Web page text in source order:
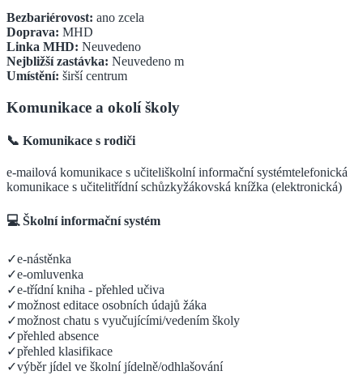
Bezbariérovost: ano zcela
Doprava: MHD
Linka MHD: Neuvedeno
Nejbližší zastávka: Neuvedeno m
Umístění: širší centrum
Komunikace a okolí školy
📞 Komunikace s rodiči
e-mailová komunikace s učiteliškolní informační systémtelefonická
komunikace s učitelitřídní schůzkyžákovská knížka (elektronická)
💻 Školní informační systém
✓e-nástěnka
✓e-omluvenka
✓e-třídní kniha - přehled učiva
✓možnost editace osobních údajů žáka
✓možnost chatu s vyučujícími/vedením školy
✓přehled absence
✓přehled klasifikace
✓výběr jídel ve školní jídelně/odhlašování